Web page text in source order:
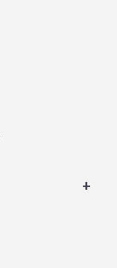
+